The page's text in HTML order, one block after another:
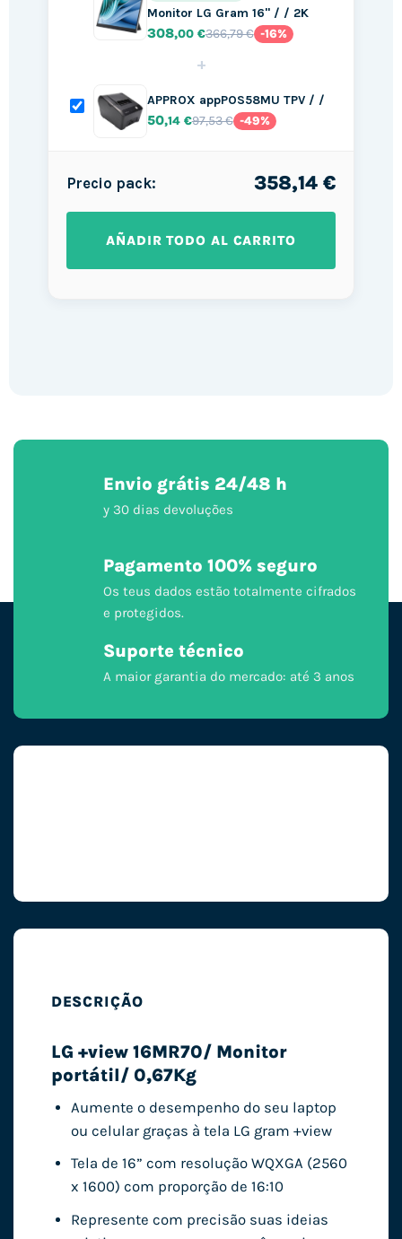
Monitor LG Gram 16" / / 2K
308,00 €366,79 € -16%
+
APPROX appPOS58MU TPV / /
50,14 €97,53 € -49%
Precio pack: 358,14 €
AÑADIR TODO AL CARRITO
Envio grátis 24/48 h
y 30 dias devoluções
Pagamento 100% seguro
Os teus dados estão totalmente cifrados
e protegidos.
Suporte técnico
A maior garantia do mercado: até 3 anos
DESCRIÇÃO
LG +view 16MR70/ Monitor
portátil/ 0,67Kg
Aumente o desempenho do seu laptop
ou celular graças à tela LG gram +view
Tela de 16” com resolução WQXGA (2560
x 1600) com proporção de 16:10
Represente com precisão suas ideias